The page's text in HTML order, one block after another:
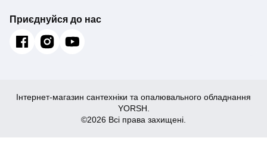
Приєднуйся до нас
Інтернет-магазин сантехніки та опалювального обладнання
YORSH.
©2026 Всі права захищені.